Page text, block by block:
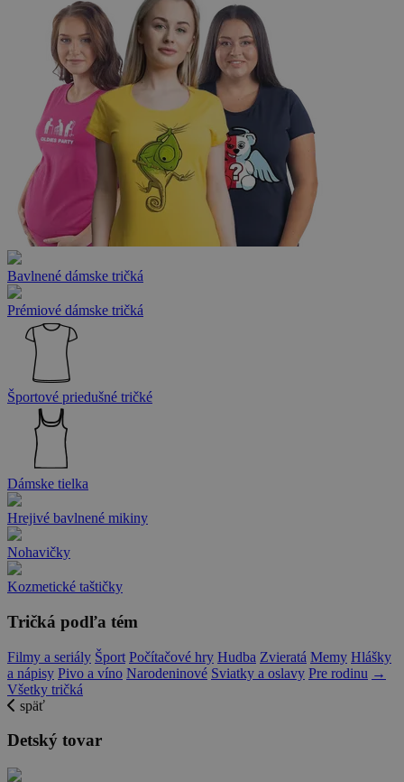
Bavlnené dámske tričká
Prémiové dámske tričká
Športové priedušné tričké
Dámske tielka
Hrejivé bavlnené mikiny
Nohavičky
Kozmetické taštičky
Tričká podľa tém
Filmy a seriály Šport Počítačové hry Hudba Zvieratá Memy Hlášky
a nápisy Pivo a víno Narodeninové Sviatky a oslavy Pre rodinu →
Všetky tričká
späť
Detský tovar